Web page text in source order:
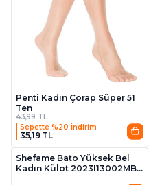
Penti Kadın Çorap Süper 51
Ten
43,99 TL
Sepette %20 İndirim
35,19 TL
3 Al 2 Öde 3
Shefame Bato Yüksek Bel
Kadın Külot 2023I13002MB